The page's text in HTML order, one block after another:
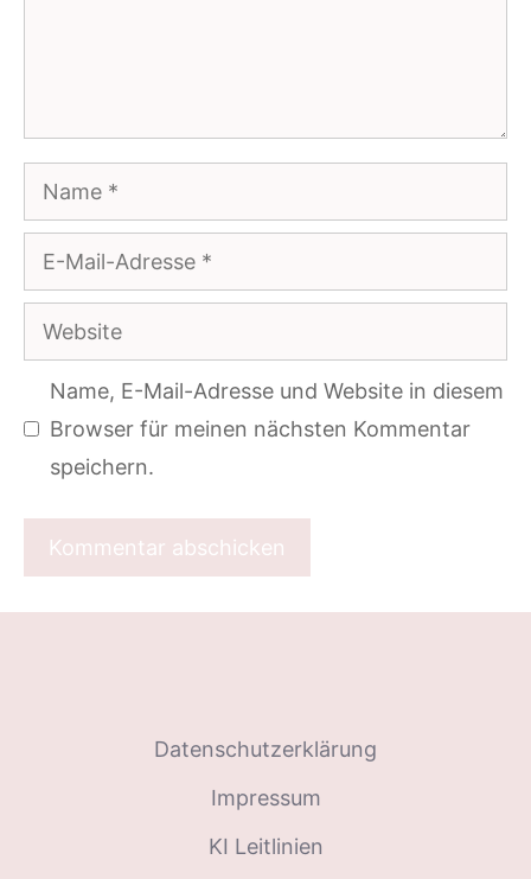
Name
E-
Mail-
Adresse
Website
Name, E-Mail-Adresse und Website in diesem
Browser für meinen nächsten Kommentar
speichern.
Datenschutzerklärung
Impressum
KI Leitlinien